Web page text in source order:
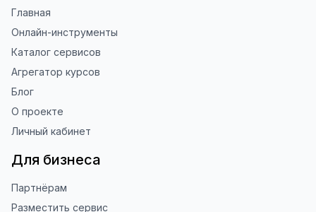
Главная
Онлайн-инструменты
Каталог сервисов
Агрегатор курсов
Блог
О проекте
Личный кабинет
Для бизнеса
Партнёрам
Разместить сервис